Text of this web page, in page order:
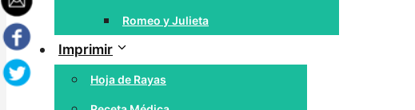
Romeo y Julieta
Imprimir
Hoja de Rayas